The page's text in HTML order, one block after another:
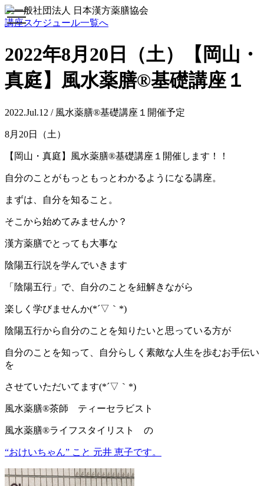
toggle
navigation
講座スケジュール一覧へ
2022年8月20日（土）【岡山・
真庭】風水薬膳®基礎講座１
2022.Jul.12 / 風水薬膳®基礎講座１開催予定
8月20日（土）
【岡山・真庭】風水薬膳®基礎講座１開催します！！
自分のことがもっともっとわかるようになる講座。
まずは、自分を知ること。
そこから始めてみませんか？
漢方薬膳でとっても大事な
陰陽五行説を学んでいきます
「陰陽五行」で、自分のことを紐解きながら
楽しく学びませんか(*´▽｀*)
陰陽五行から自分のことを知りたいと思っている方が
自分のことを知って、自分らしく素敵な人生を歩むお手伝い
を
させていただいてます(*´▽｀*)
風水薬膳®茶師 ティーセラビスト
風水薬膳®ライフスタイリスト の
“おけいちゃん” こと 元井 恵子です。